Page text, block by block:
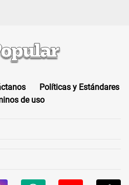
Políticas y Estándares
de uso